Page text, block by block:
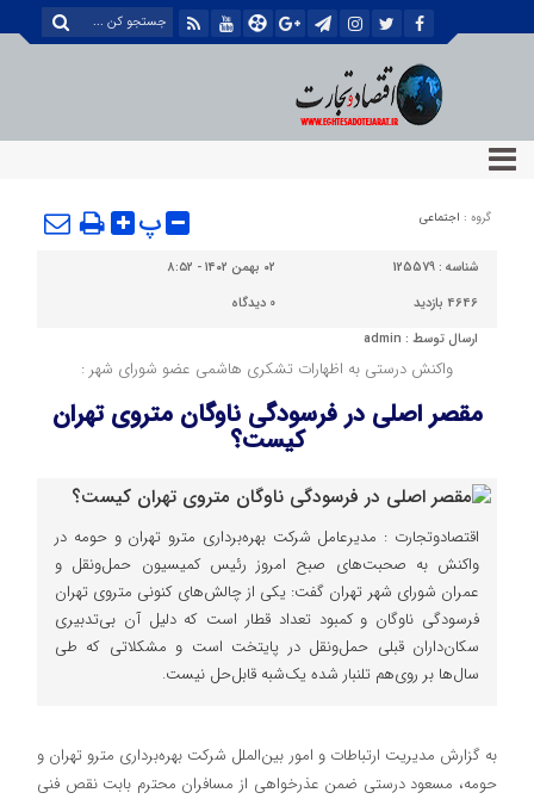
گروه : اجتماعی پ
شناسه : 125579
۰۲ بهمن ۱۴۰۲ - ۸:۵۲
4646 بازدید
0 دیدگاه
ارسال توسط : admin
واکنش درستي به اظهارات تشكري هاشمي عضو شورای شهر :
مقصر اصلی در فرسودگی ناوگان متروی تهران
کیست؟
اقتصادوتجارت : مدیرعامل شرکت بهره‌برداری مترو تهران و حومه در
واکنش به صحبت‌های صبح امروز رئیس کمیسیون حمل‌ونقل و
عمران شورای شهر تهران گفت: یکی از چالش‌های کنونی متروی تهران
فرسودگی ناوگان و کمبود تعداد قطار است كه دلیل آن بی‌تدبیری
سکان‌داران قبلي حمل‌ونقل در پايتخت است و مشكلاتي كه طي
سال‌ها بر روی‌هم تلنبار شده یک‌شبه قابل‌حل نيست.
به گزارش مديريت ارتباطات و امور بین‌الملل شركت بهره‌برداری مترو تهران و
حومه، مسعود درستی ضمن عذرخواهی از مسافران محترم بابت نقص فنی